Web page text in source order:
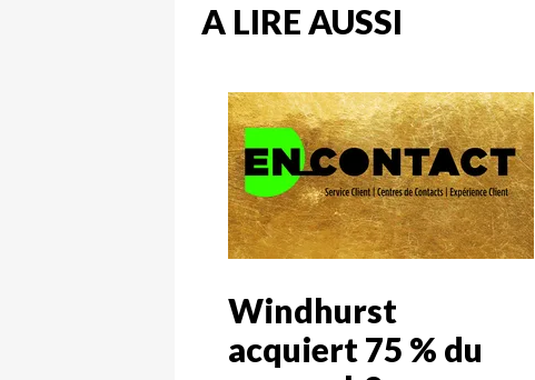
A LIRE AUSSI
Windhurst
acquiert 75 % du